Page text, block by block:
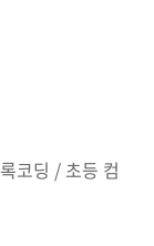
코딩 / 초등 컴